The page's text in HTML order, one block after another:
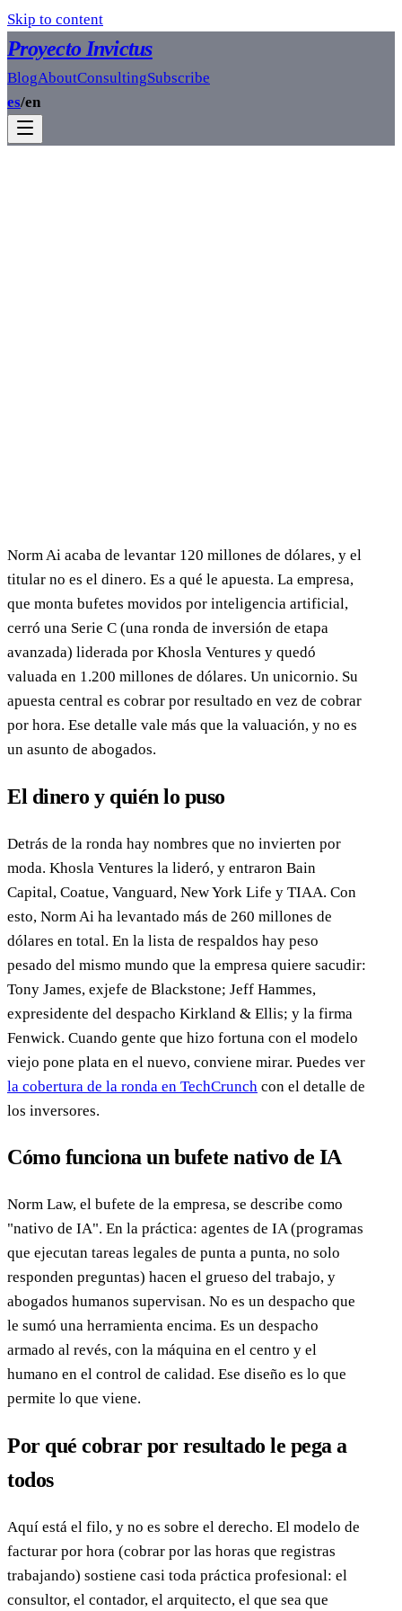
Skip to content
Proyecto Invictus
BlogAboutConsultingSubscribe
es/en
Norm Ai acaba de levantar 120 millones de dólares, y el
titular no es el dinero. Es a qué le apuesta. La empresa,
que monta bufetes movidos por inteligencia artificial,
cerró una Serie C (una ronda de inversión de etapa
avanzada) liderada por Khosla Ventures y quedó
valuada en 1.200 millones de dólares. Un unicornio. Su
apuesta central es cobrar por resultado en vez de cobrar
por hora. Ese detalle vale más que la valuación, y no es
un asunto de abogados.
El dinero y quién lo puso
Detrás de la ronda hay nombres que no invierten por
moda. Khosla Ventures la lideró, y entraron Bain
Capital, Coatue, Vanguard, New York Life y TIAA. Con
esto, Norm Ai ha levantado más de 260 millones de
dólares en total. En la lista de respaldos hay peso
pesado del mismo mundo que la empresa quiere sacudir:
Tony James, exjefe de Blackstone; Jeff Hammes,
expresidente del despacho Kirkland & Ellis; y la firma
Fenwick. Cuando gente que hizo fortuna con el modelo
viejo pone plata en el nuevo, conviene mirar. Puedes ver
la cobertura de la ronda en TechCrunch con el detalle de
los inversores.
Cómo funciona un bufete nativo de IA
Norm Law, el bufete de la empresa, se describe como
"nativo de IA". En la práctica: agentes de IA (programas
que ejecutan tareas legales de punta a punta, no solo
responden preguntas) hacen el grueso del trabajo, y
abogados humanos supervisan. No es un despacho que
le sumó una herramienta encima. Es un despacho
armado al revés, con la máquina en el centro y el
humano en el control de calidad. Ese diseño es lo que
permite lo que viene.
Por qué cobrar por resultado le pega a
todos
Aquí está el filo, y no es sobre el derecho. El modelo de
facturar por hora (cobrar por las horas que registras
trabajando) sostiene casi toda práctica profesional: el
consultor, el contador, el arquitecto, el que sea que